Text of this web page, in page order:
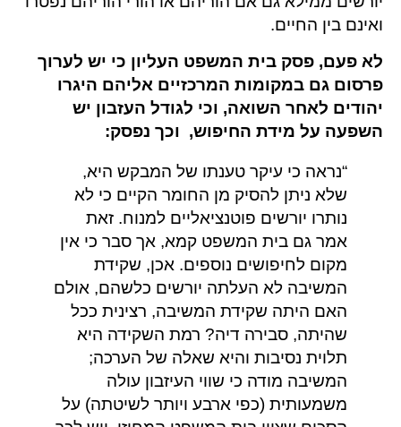
ואינם בין החיים.
לא פעם, פסק בית המשפט העליון כי יש לערוך
פרסום גם במקומות המרכזיים אליהם היגרו
יהודים לאחר השואה, וכי לגודל העזבון יש
השפעה על מידת החיפוש, וכך נפסק:
“נראה כי עיקר טענתו של המבקש היא,
שלא ניתן להסיק מן החומר הקיים כי לא
נותרו יורשים פוטנציאליים למנוח. זאת
אמר גם בית המשפט קמא, אך סבר כי אין
מקום לחיפושים נוספים. אכן, שקידת
המשיבה לא העלתה יורשים כלשהם, אולם
האם היתה שקידת המשיבה, רצינית ככל
שהיתה, סבירה דיה? רמת השקידה היא
תלוית נסיבות והיא שאלה של הערכה;
המשיבה מודה כי שווי העיזבון עולה
משמעותית (כפי ארבע ויותר לשיטתה) על